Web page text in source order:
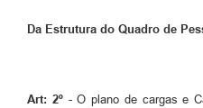
Da Estrutura do Quadro de
Art: 2º- O plano de cargas e